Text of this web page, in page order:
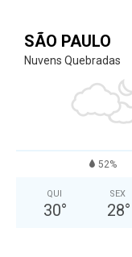
SÃO PAULO
Nuvens Quebradas
52%
QUI
30°
SEX
28°